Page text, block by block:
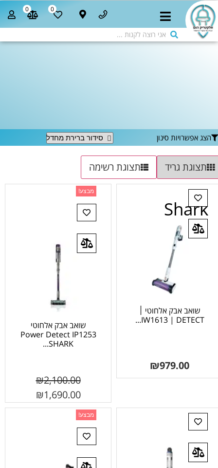
0
0
Shark
הצג אפשרויות סינון
תצוגת גריד תצוגת רשימה
שואב אבק אלחוטי ׀
IW1613 | DETECT...
₪979.00
מבצע!
שואב אבק אלחוטי
Power Detect IP1253
SHARK...
₪2,100.00
₪1,690.00
מבצע!